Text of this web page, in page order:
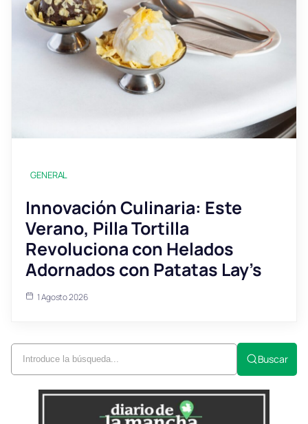
GENERAL
Innovación Culinaria: Este
Verano, Pilla Tortilla
Revoluciona con Helados
Adornados con Patatas Lay’s
1 Agosto 2026
Buscar